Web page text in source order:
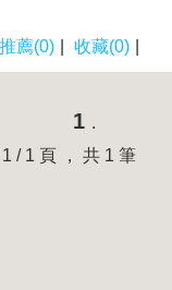
推薦(0) 收藏(0)
1 .
1 / 1 頁 ， 共 1